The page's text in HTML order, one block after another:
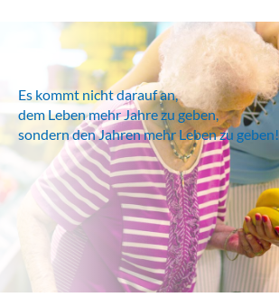
Es kommt nicht darauf an,
dem Leben mehr Jahre zu geben,
sondern den Jahren mehr Leben zu geben!